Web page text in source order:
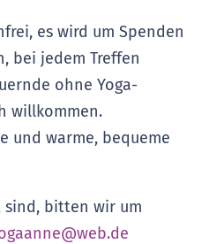
es wird um Spenden
bei jedem Treffen
ohne Yoga-
willkommen.
und warme, bequeme
sind, bitten wir um